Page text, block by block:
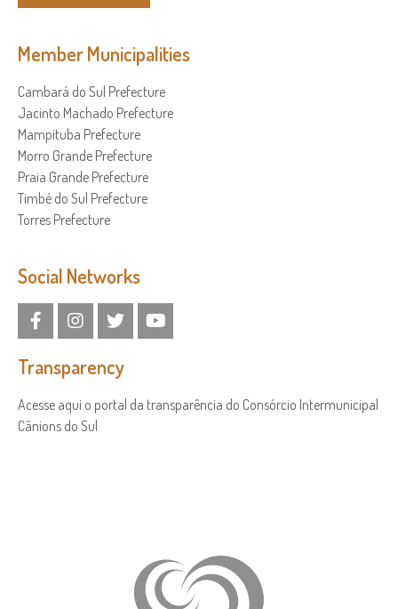
Member Municipalities
Cambará do Sul Prefecture
Jacinto Machado Prefecture
Mampituba Prefecture
Morro Grande Prefecture
Praia Grande Prefecture
Timbé do Sul Prefecture
Torres Prefecture
Social Networks
Transparency
Acesse aqui o portal da transparência do Consórcio Intermunicipal
Cânions do Sul